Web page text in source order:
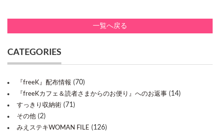
一覧へ戻る
CATEGORIES
『freeK』配布情報 (70)
『freeKカフェ＆読者さまからのお便り』へのお返事 (14)
すっきり収納術 (71)
その他 (2)
みえステキWOMAN FILE (126)